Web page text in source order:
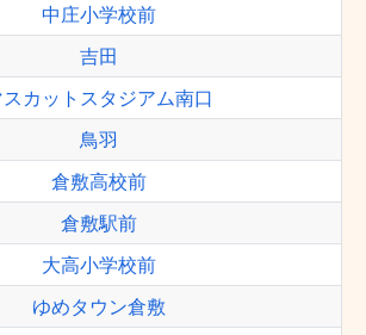
中庄小学校前
吉田
スカットスタジアム南口
鳥羽
倉敷高校前
倉敷駅前
大高小学校前
ゆめタウン倉敷